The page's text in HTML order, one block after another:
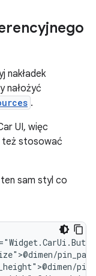
nakładek
nałożyć
.
UI, więc
też stosować
sam styl co